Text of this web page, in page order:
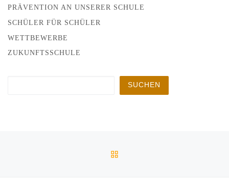
PRÄVENTION AN UNSERER SCHULE
SCHÜLER FÜR SCHÜLER
WETTBEWERBE
ZUKUNFTSSCHULE
SUCHEN